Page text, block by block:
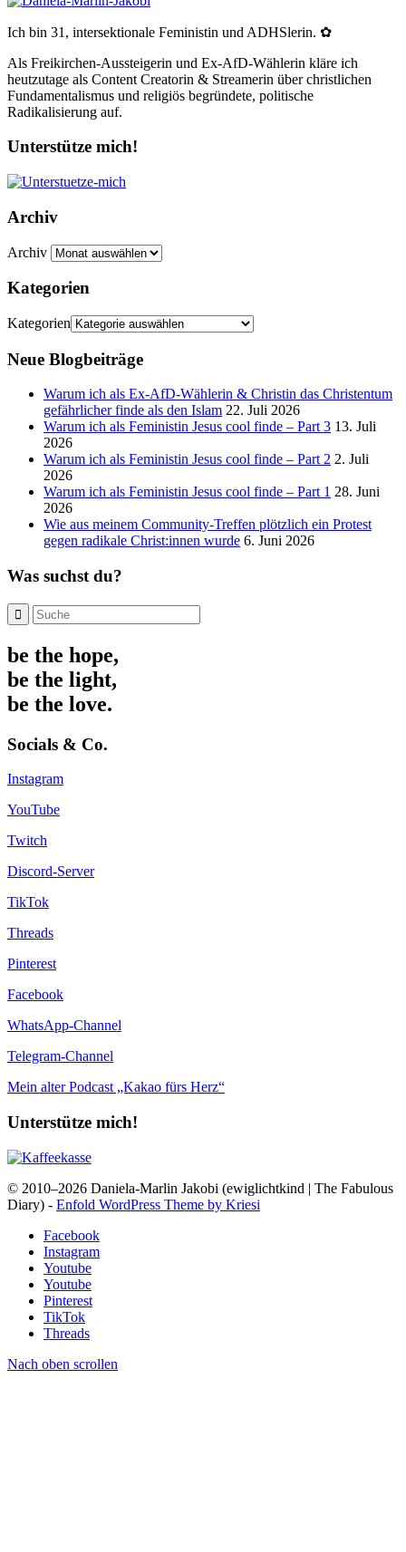
Ich bin 31, intersektionale Feministin und ADHSlerin. ✿
Als Freikirchen-Aussteigerin und Ex-AfD-Wählerin kläre ich
heutzutage als Content Creatorin & Streamerin über christlichen
Fundamentalismus und religiös begründete, politische
Radikalisierung auf.
Unterstütze mich!
Archiv
Archiv
Kategorien
Kategorien
Neue Blogbeiträge
Warum ich als Ex-AfD-Wählerin & Christin das Christentum
gefährlicher finde als den Islam 22. Juli 2026
Warum ich als Feministin Jesus cool finde – Part 3 13. Juli
2026
Warum ich als Feministin Jesus cool finde – Part 2 2. Juli
2026
Warum ich als Feministin Jesus cool finde – Part 1 28. Juni
2026
Wie aus meinem Community-Treffen plötzlich ein Protest
gegen radikale Christ:innen wurde 6. Juni 2026
Was suchst du?
be the hope,
be the light,
be the love.
Socials & Co.
Instagram
YouTube
Twitch
Discord-Server
TikTok
Threads
Pinterest
Facebook
WhatsApp-Channel
Telegram-Channel
Mein alter Podcast „Kakao fürs Herz“
Unterstütze mich!
© 2010–2026 Daniela-Marlin Jakobi (ewiglichtkind | The Fabulous
Diary) - Enfold WordPress Theme by Kriesi
Facebook
Instagram
Youtube
Youtube
Pinterest
TikTok
Threads
Nach oben scrollen